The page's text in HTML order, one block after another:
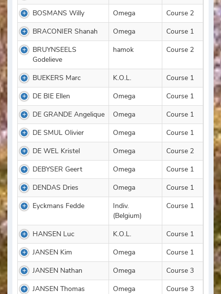
BOSMANS Willy
Omega
Course 2
BRACONIER Shanah
Omega
Course 1
BRUYNSEELS
Godelieve
hamok Course 2
BUEKERS Marc K.O.L.
Course 1
DE BIE Ellen
Omega
Course 1
DE GRANDE Angelique
Omega
Course 1
DE SMUL Olivier
Omega
Course 1
DE WEL Kristel
Omega
Course 2
DEBYSER Geert
Omega
Course 1
DENDAS Dries
Omega
Course 1
Eyckmans Fedde
Indiv.
(Belgium)
Course 1
HANSEN Luc K.O.L.
Course 1
JANSEN Kim
Omega
Course 1
JANSEN Nathan
Omega
Course 3
JANSEN Thomas
Omega
Course 3